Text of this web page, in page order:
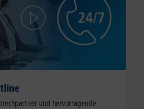
und hervorragende